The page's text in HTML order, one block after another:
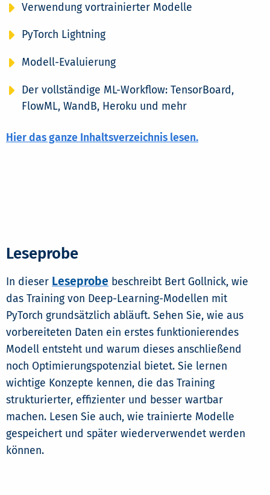
Verwendung vortrainierter Modelle
PyTorch Lightning
Modell-Evaluierung
Der vollständige ML-Workflow: TensorBoard,
FlowML, WandB, Heroku und mehr
Hier das ganze Inhaltsverzeichnis lesen.
Leseprobe
In dieser Leseprobe beschreibt Bert Gollnick, wie
das Training von Deep-Learning-Modellen mit
PyTorch grundsätzlich abläuft. Sehen Sie, wie aus
vorbereiteten Daten ein erstes funktionierendes
Modell entsteht und warum dieses anschließend
noch Optimierungspotenzial bietet. Sie lernen
wichtige Konzepte kennen, die das Training
strukturierter, effizienter und besser wartbar
machen. Lesen Sie auch, wie trainierte Modelle
gespeichert und später wiederverwendet werden
können.